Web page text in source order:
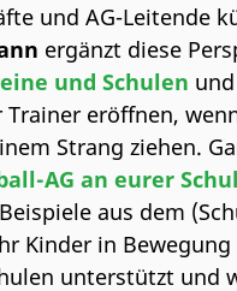
und AG-Leitende
ergänzt diese
und Schulen
eröffnen,
Strang ziehen.
AG an eurer
aus dem
Kinder in
unterstützt und